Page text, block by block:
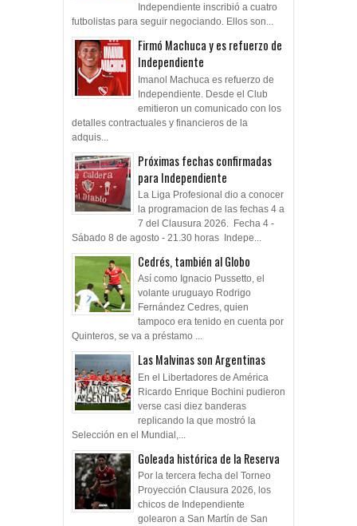
Independiente inscribió a cuatro
futbolistas para seguir negociando. Ellos son...
Firmó Machuca y es refuerzo de
Independiente
Imanol Machuca es refuerzo de
Independiente. Desde el Club
emitieron un comunicado con los
detalles contractuales y financieros de la
adquis...
Próximas fechas confirmadas
para Independiente
La Liga Profesional dio a conocer
la programacion de las fechas 4 a
7 del Clausura 2026. Fecha 4 -
Sábado 8 de agosto - 21.30 horas Indepe...
Cedrés, también al Globo
Así como Ignacio Pussetto, el
volante uruguayo Rodrigo
Fernández Cedres, quien
tampoco era tenido en cuenta por
Quinteros, se va a préstamo ...
Las Malvinas son Argentinas
En el Libertadores de América
Ricardo Enrique Bochini pudieron
verse casi diez banderas
replicando la que mostró la
Selección en el Mundial,...
Goleada histórica de la Reserva
Por la tercera fecha del Torneo
Proyección Clausura 2026, los
chicos de Independiente
golearon a San Martín de San